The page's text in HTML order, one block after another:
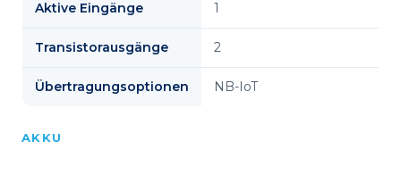
Aktive Eingänge 1
Transistorausgänge 2
Übertragungsoptionen NB-IoT
AKKU